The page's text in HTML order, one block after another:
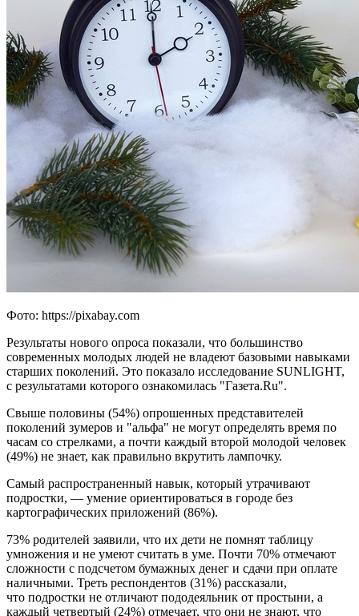
Фото: https://pixabay.com
Результаты нового опроса показали, что большинство
современных молодых людей не владеют базовыми навыками
старших поколений. Это показало исследование SUNLIGHT,
с результатами которого ознакомилась "Газета.Ru".
Свыше половины (54%) опрошенных представителей
поколений зумеров и "альфа" не могут определять время по
часам со стрелками, а почти каждый второй молодой человек
(49%) не знает, как правильно вкрутить лампочку.
Самый распространенный навык, который утрачивают
подростки, — умение ориентироваться в городе без
картографических приложений (86%).
73% родителей заявили, что их дети не помнят таблицу
умножения и не умеют считать в уме. Почти 70% отмечают
сложности с подсчетом бумажных денег и сдачи при оплате
наличными. Треть респондентов (31%) рассказали,
что подростки не отличают пододеяльник от простыни, а
каждый четвертый (24%) отмечает, что они не знают, что